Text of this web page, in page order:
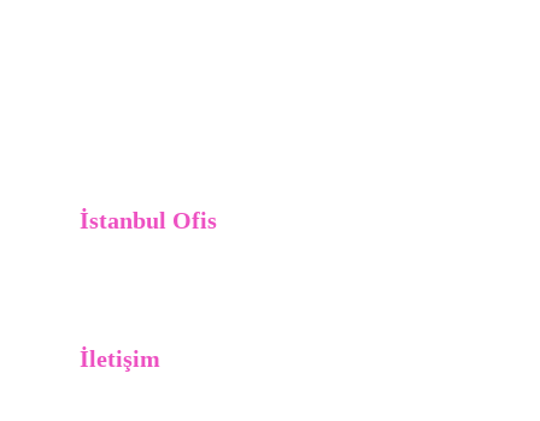
İstanbul Ofis
İletişim